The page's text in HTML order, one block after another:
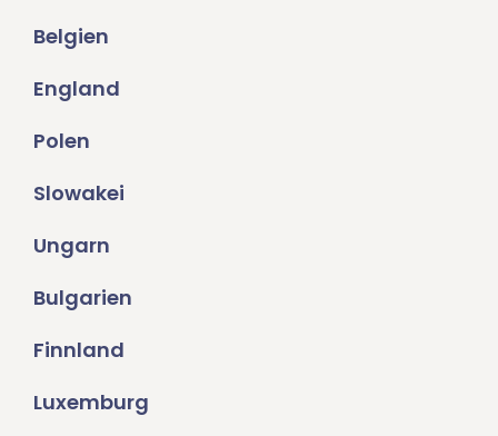
Belgien
England
Polen
Slowakei
Ungarn
Bulgarien
Finnland
Luxemburg